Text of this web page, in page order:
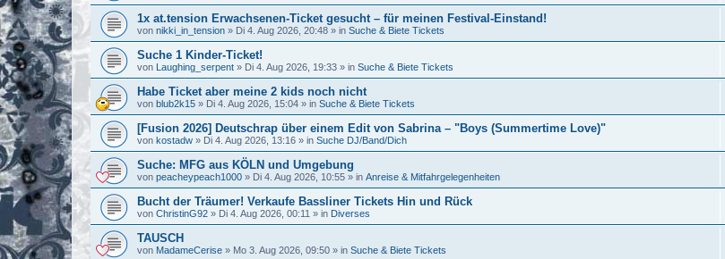
1x at.tension Erwachsenen-Ticket gesucht – für meinen Festival-Einstand!
von nikki_in_tension » Di 4. Aug 2026, 20:48 » in Suche & Biete Tickets
Suche 1 Kinder-Ticket!
von Laughing_serpent » Di 4. Aug 2026, 19:33 » in Suche & Biete Tickets
Habe Ticket aber meine 2 kids noch nicht
von blub2k15 » Di 4. Aug 2026, 15:04 » in Suche & Biete Tickets
[Fusion 2026] Deutschrap über einem Edit von Sabrina – "Boys (Summertime Love)"
von kostadw » Di 4. Aug 2026, 13:16 » in Suche DJ/Band/Dich
Suche: MFG aus KÖLN und Umgebung
von peacheypeach1000 » Di 4. Aug 2026, 10:55 » in Anreise & Mitfahrgelegenheiten
Bucht der Träumer! Verkaufe Bassliner Tickets Hin und Rück
von ChristinG92 » Di 4. Aug 2026, 00:11 » in Diverses
TAUSCH
von MadameCerise » Mo 3. Aug 2026, 09:50 » in Suche & Biete Tickets